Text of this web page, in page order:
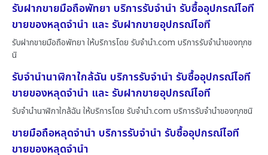
รับฝากขายมือถือพัทยา บริการรับจำนำ รับซื้ออุปกรณ์ไอที
ขายของหลุดจำนำ และ รับฝากขายอุปกรณ์ไอที
รับฝากขายมือถือพัทยา ให้บริการโดย รับจํานํา.com บริการรับจำนำของทุกช
นิ
รับจำนำนาฬิกาใกล้ฉัน บริการรับจำนำ รับซื้ออุปกรณ์ไอที
ขายของหลุดจำนำ และ รับฝากขายอุปกรณ์ไอที
รับจำนำนาฬิกาใกล้ฉัน ให้บริการโดย รับจํานํา.com บริการรับจำนำของทุกชนิ
ขายมือถือหลุดจำนำ บริการรับจำนำ รับซื้ออุปกรณ์ไอที
ขายของหลุดจำนำ